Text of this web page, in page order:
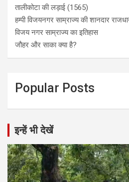
तालीकोटा की लड़ाई (1565)
हम्पी विजयनगर साम्राज्य की शानदार
विजय नगर साम्राज्य का इतिहास
जौहर और साका क्या है?
Popular Posts
इन्हें भी देखें